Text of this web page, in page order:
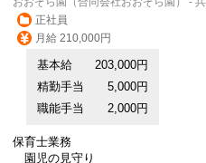
正社員
月給 210,000円
基本給
203,000円
精勤手当
5,000円
職能手当
2,000円
保育士業務
園児の見守り